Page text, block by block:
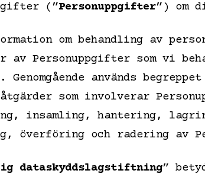
(”Personuppgifter”) om
om behandling av
av Personuppgifter som vi
Genomgående används
som involverar
insamling, hantering,
överföring och radering av
dataskyddslagstiftning”